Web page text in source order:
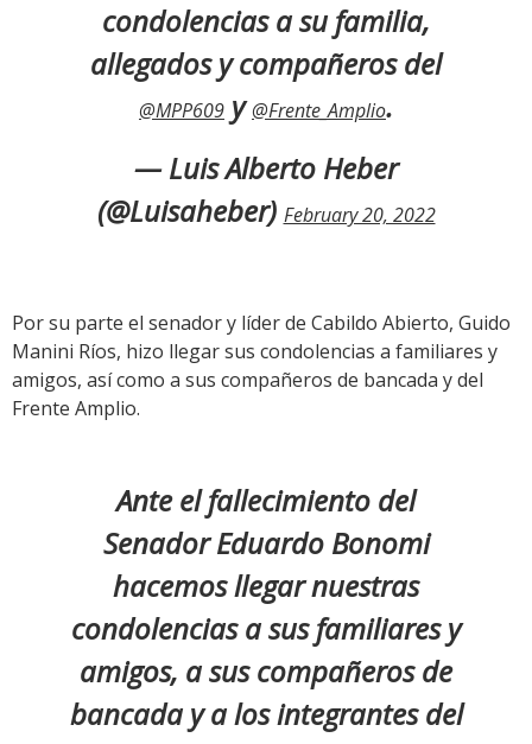
condolencias a su familia,
allegados y compañeros del
@MPP609 y@Frente_Amplio.
— Luis Alberto Heber
(@Luisaheber) February 20, 2022
Por su parte el senador y líder de Cabildo Abierto, Guido
Manini Ríos, hizo llegar sus condolencias a familiares y
amigos, así como a sus compañeros de bancada y del
Frente Amplio.
Ante el fallecimiento del
Senador Eduardo Bonomi
hacemos llegar nuestras
condolencias a sus familiares y
amigos, a sus compañeros de
bancada y a los integrantes del